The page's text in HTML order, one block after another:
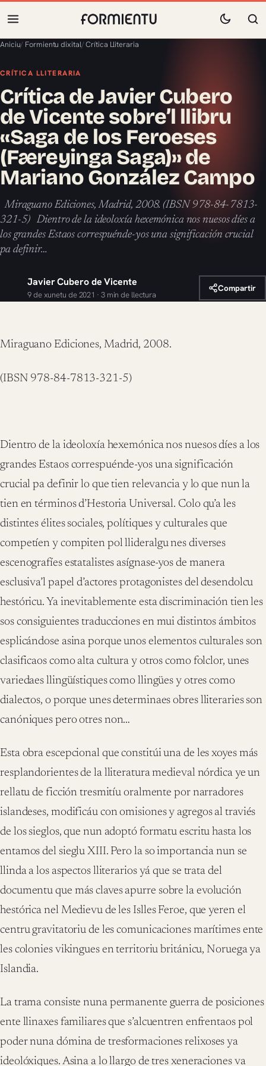
Aniciu/ Formientu dixital/Crítica Lliteraria
CRÍTICA LLITERARIA
Crítica de Javier Cubero
de Vicente sobre’l llibru
«Saga de los Feroeses
(Færeyinga Saga)» de
Mariano González Campo
Miraguano Ediciones, Madrid, 2008. (IBSN 978-84-7813-
321-5) Dientro de la ideoloxía hexemónica nos nuesos díes a
los grandes Estaos correspuénde-yos una significación crucial
pa definir…
Javier Cubero de Vicente
9 de xunetu de 2021 · 3 min de llectura
Compartir
Miraguano Ediciones, Madrid, 2008.
(IBSN 978-84-7813-321-5)
Dientro de la ideoloxía hexemónica nos nuesos díes a los
grandes Estaos correspuénde-yos una significación
crucial pa definir lo que tien relevancia y lo que nun la
tien en términos d’Hestoria Universal. Colo qu’a les
distintes élites sociales, polítiques y culturales que
competíen y compiten pol llideralgu nes diverses
escenografíes estatalistes asígnase-yos de manera
esclusiva’l papel d’actores protagonistes del desendolcu
hestóricu. Ya inevitablemente esta discriminación tien les
sos consiguientes traducciones en mui distintos ámbitos
esplicándose asina porque unos elementos culturales son
clasificaos como alta cultura y otros como folclor, unes
variedaes llingüístiques como llingües y otres como
dialectos, o porque unes determinaes obres lliteraries son
canóniques pero otres non…
Esta obra escepcional que constitúi una de les xoyes más
resplandorientes de la lliteratura medieval nórdica ye un
rellatu de ficción tresmitíu oralmente por narradores
islandeses, modificáu con omisiones y agregos al traviés
de los sieglos, que nun adoptó formatu escritu hasta los
entamos del sieglu XIII. Pero la so importancia nun se
llinda a los aspectos lliterarios yá que se trata del
documentu que más claves apurre sobre la evolución
hestórica nel Medievu de les Islles Feroe, que yeren el
centru gravitatoriu de les comunicaciones marítimes ente
les colonies vikingues en territoriu británicu, Noruega ya
Islandia.
La trama consiste nuna permanente guerra de posiciones
ente llinaxes familiares que s’alcuentren enfrentaos pol
poder nuna dómina de tresformaciones relixoses ya
ideolóxiques. Asina a lo llargo de tres xeneraciones va